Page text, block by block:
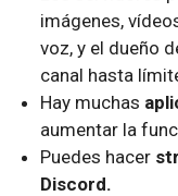
imágenes,
voz, y el dueño
canal hasta
Hay muchas
aumentar la
Puedes hacer
Discord.